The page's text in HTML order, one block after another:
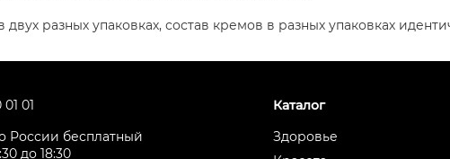
разных упаковках, состав кремов в разных упаковках
01
России бесплатный
до 18:30
Каталог
Здоровье